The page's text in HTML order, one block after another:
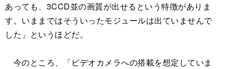
あっても、3CCD並の画質が出せるという特徴がありま
す。いままではそういったモジュールは出ていませんで
した」というほどだ。
今のところ、「ビデオカメラへの搭載を想定していま